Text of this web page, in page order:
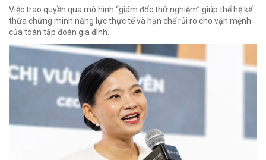
Việc trao quyền qua mô hình “giám đốc thử nghiệm” giúp thế hệ kế
thừa chứng minh năng lực thực tế và hạn chế rủi ro cho vận mệnh
của toàn tập đoàn gia đình.